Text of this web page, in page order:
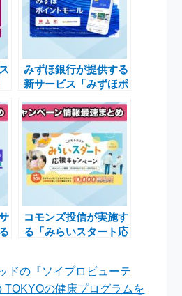
みずほ銀行が提供する
新サービス「みずほポ
なポイント獲得体験を
コモンズ投信が実施す
る「みらいスタート応
選でプレゼント
ドの『ソイプロビューテ
TOKYOの健康プログラムを